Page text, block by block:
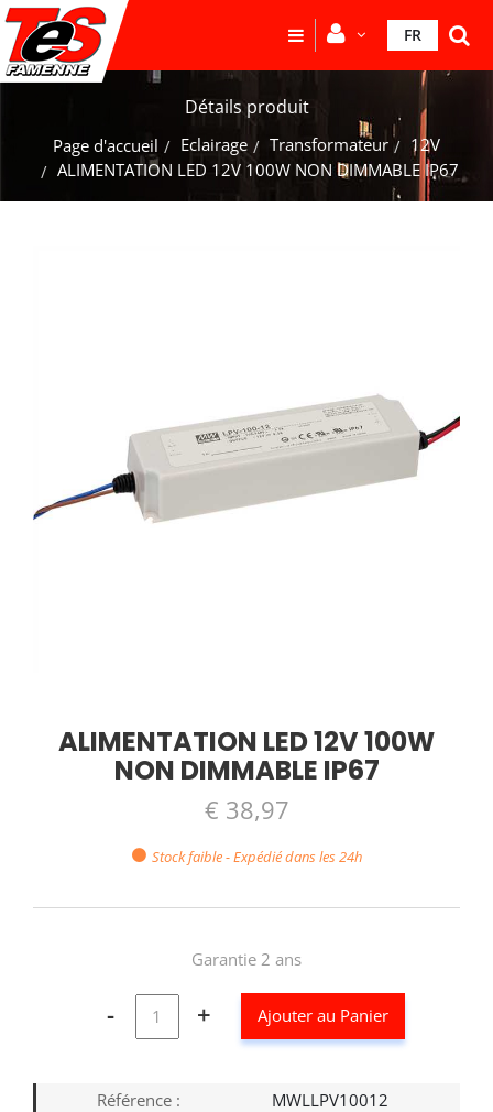
FR
Détails produit
Page d'accueil Eclairage Transformateur
12V
ALIMENTATION LED 12V 100W NON DIMMABLE IP67
ALIMENTATION LED 12V 100W
NON DIMMABLE IP67
€ 38,97
Stock faible - Expédié dans les 24h
Garantie 2 ans
- + Ajouter au Panier
Référence :
MWLLPV10012